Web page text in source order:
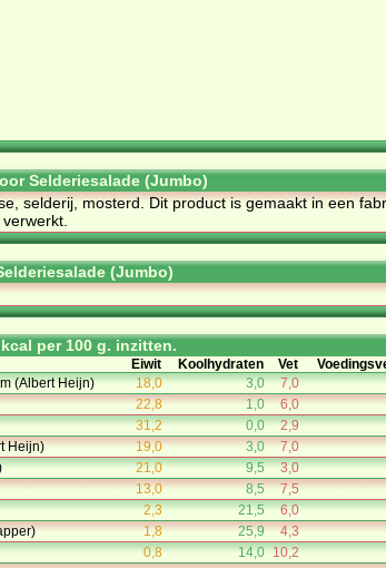
Selderiesalade (Jumbo)
selderij, mosterd. Dit product is gemaakt in een
(Jumbo)
per 100 g. inzitten.
Eiwit Koolhydraten Vet
(Albert Heijn)
18,0 3,0 7,0
22,8 1,0 6,0
31,2 0,0 2,9
Heijn)
19,0 3,0 7,0
21,0 9,5 3,0
13,0 8,5 7,5
2,3 21,5 6,0
1,8 25,9 4,3
0,8 14,0 10,2